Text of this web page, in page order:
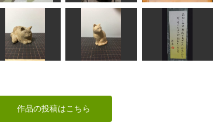
狂言面
武宝
Day Dream Bellever
彼…
のりお
「おかめ」と「ひょ
っとこ」
IKA,Create.
香箱長毛猫
波間
座った猫
作品の投稿はこちら